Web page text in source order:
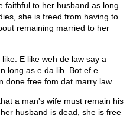
faithful to her husband as long
she is freed from having to
remaining married to her
E like weh de law say a
long as e da lib. Bot ef e
done free fom dat marry law.
a man's wife must remain his
husband is dead, she is free